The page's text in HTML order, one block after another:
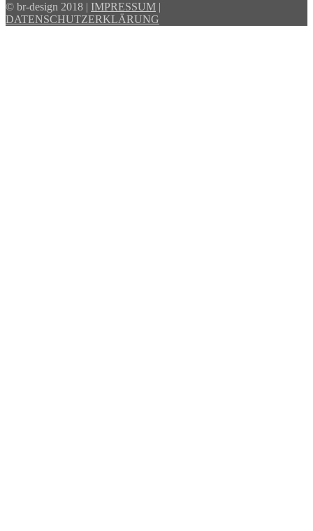
© br-design 2018 | IMPRESSUM |
DATENSCHUTZERKLÄRUNG